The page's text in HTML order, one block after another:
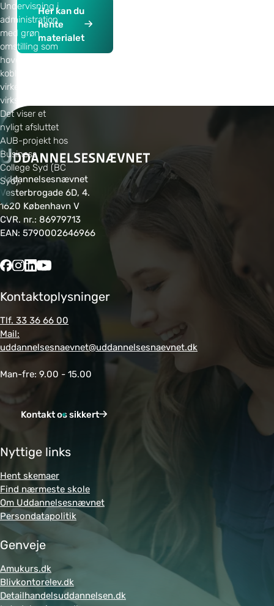
Undervisning i
administration
med grøn
omstilling som
hovedfokus kan
kobles tættere til
virkeligheden i
virksomhederne.
Det viser et
nyligt afsluttet
AUB-projekt hos
Business
College Syd (BC
Syd).
Her kan du
hente
materialet
Uddannelsesnævnet
Vesterbrogade 6D, 4.
1620 København V
CVR. nr.: 86979713
EAN: 5790002646966
Kontaktoplysninger
Tlf. 33 36 66 00
Mail:
uddannelsesnaevnet@uddannelsesnaevnet.dk
Man-fre: 9.00 - 15.00
Kontakt os sikkert
Nyttige links
Hent skemaer
Find nærmeste skole
Om Uddannelsesnævnet
Persondatapolitik
Genveje
Amukurs.dk
Blivkontorelev.dk
Detailhandelsuddannelsen.dk